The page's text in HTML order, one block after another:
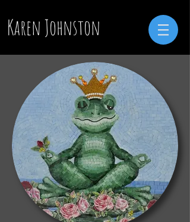
Karen Johnston